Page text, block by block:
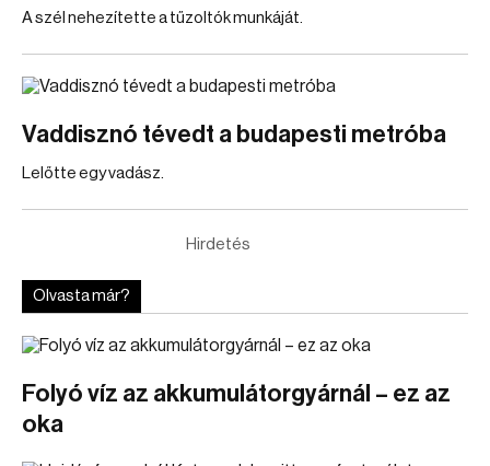
A szél nehezítette a tűzoltók munkáját.
Vaddisznó tévedt a budapesti metróba
Lelőtte egy vadász.
Hirdetés
Olvasta már?
Folyó víz az akkumulátorgyárnál – ez az
oka